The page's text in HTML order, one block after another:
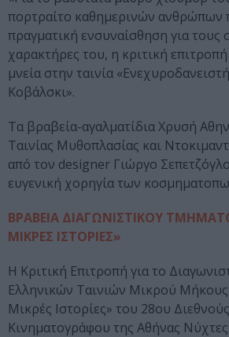
πορτραίτο καθημερινών ανθρώπων
πραγματική ενσυναίσθηση για τους
χαρακτήρες του, η κριτική
μνεία στην ταινία
Κοβάλσκι».
Τα βραβεία-αγαλματίδια Χρυσή
Ταινίας Μυθοπλασίας και
από τον designer Γιώργο
ευγενική χορηγία των
ΒΡΑΒΕΙΑ ΔΙΑΓΩΝΙΣΤΙΚΟΥ
ΜΙΚΡΕΣ ΙΣΤΟΡΙΕΣ»
Η Κριτική Επιτροπή για το
Ελληνικών Ταινιών Μικρού Μήκους
Μικρές Ιστορίες» του 28ου
Κινηματογράφου της Αθήνας